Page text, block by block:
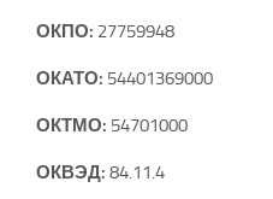
ОКПО: 27759948
ОКАТО: 54401369000
ОКТМО: 54701000
ОКВЭД: 84.11.4